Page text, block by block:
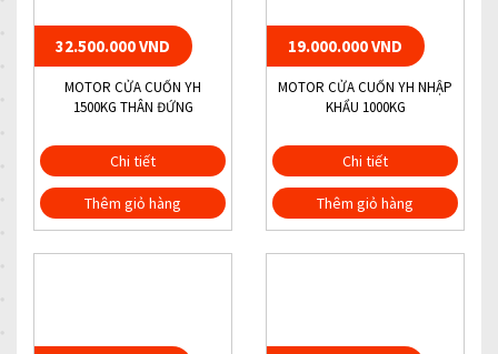
32.500.000 VND
MOTOR CỬA CUỐN YH
1500KG THÂN ĐỨNG
Chi tiết
Thêm giỏ hàng
19.000.000 VND
MOTOR CỬA CUỐN YH NHẬP
KHẨU 1000KG
Chi tiết
Thêm giỏ hàng